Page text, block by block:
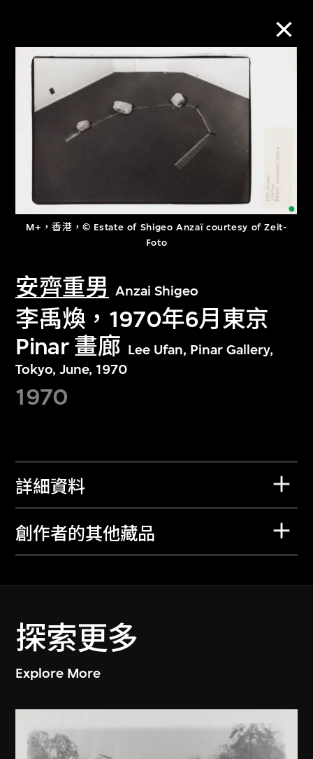
M+，香港，© Estate of Shigeo Anzaï courtesy of Zeit-
Foto
安齊重男 Anzai Shigeo
李禹煥，1970年6月東京
Pinar 畫廊 Lee Ufan, Pinar Gallery,
Tokyo, June, 1970
1970
詳細資料
創作者的其他藏品
探索更多
Explore More
M+藏品
進一步篩選
關於M+藏品
文化藏品。